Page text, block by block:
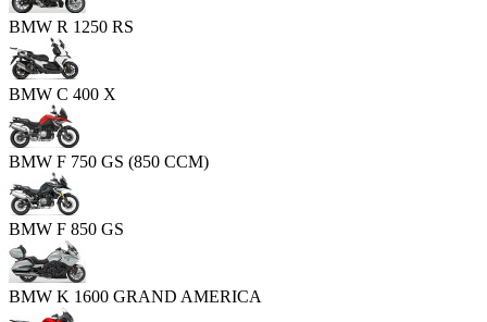
BMW R 1250 RS
BMW C 400 X
BMW F 750 GS (850 CCM)
BMW F 850 GS
BMW K 1600 GRAND AMERICA